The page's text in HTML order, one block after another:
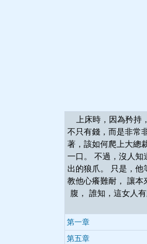
上床時，因為矜持
不只有錢，而是非常
著，該如何爬上大總
一口。 不過，沒人知
出的狼爪。 只是，
教他心癢難耐， 讓本
腹， 誰知，這女人
第一章
第五章